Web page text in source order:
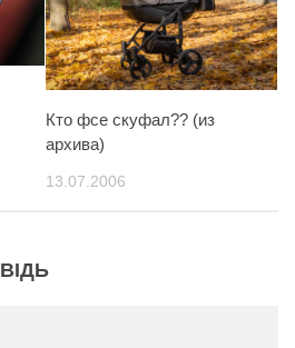
Кто фсе скуфал?? (из
архива)
13.07.2006